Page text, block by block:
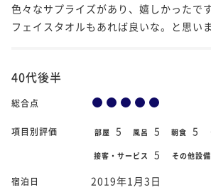
色々なサプライズがあり、嬉しかったで
フェイスタオルもあれば良いな。と思いま
40代後半
総合点
項目別評価 部屋 5 風呂 5 朝食 5
接客・サービス 5 その他設備
宿泊日 2019年1月3日